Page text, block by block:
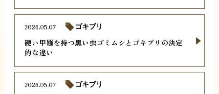
硬い甲羅を持つ黒い虫ゴミムシとゴキブリの決定
的な違い
2026.05.07 ゴキブリ
2026.05.07 ゴキブリ